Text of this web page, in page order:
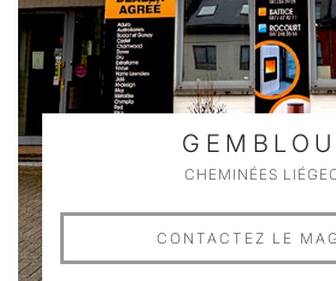
CHEMINÉES
CONTACTEZ LE